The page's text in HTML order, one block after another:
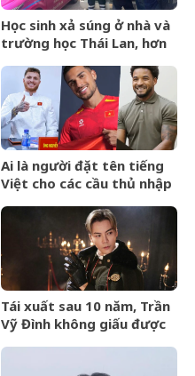
Học sinh xả súng ở nhà và
trường học Thái Lan, hơn
Ai là người đặt tên tiếng
Việt cho các cầu thủ nhập
Nam?
Tái xuất sau 10 năm, Trần
Vỹ Đình không giấu được